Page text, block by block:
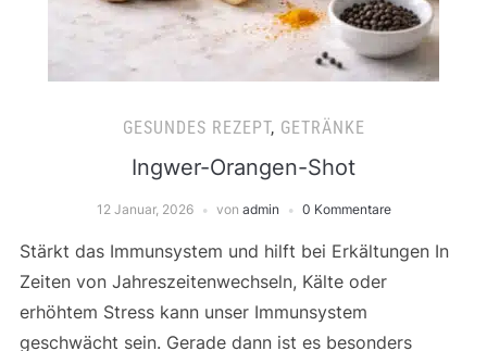
GESUNDES REZEPT, GETRÄNKE
Ingwer-Orangen-Shot
12 Januar, 2026 von admin 0 Kommentare
Stärkt das Immunsystem und hilft bei Erkältungen In
Zeiten von Jahreszeitenwechseln, Kälte oder
erhöhtem Stress kann unser Immunsystem
geschwächt sein. Gerade dann ist es besonders